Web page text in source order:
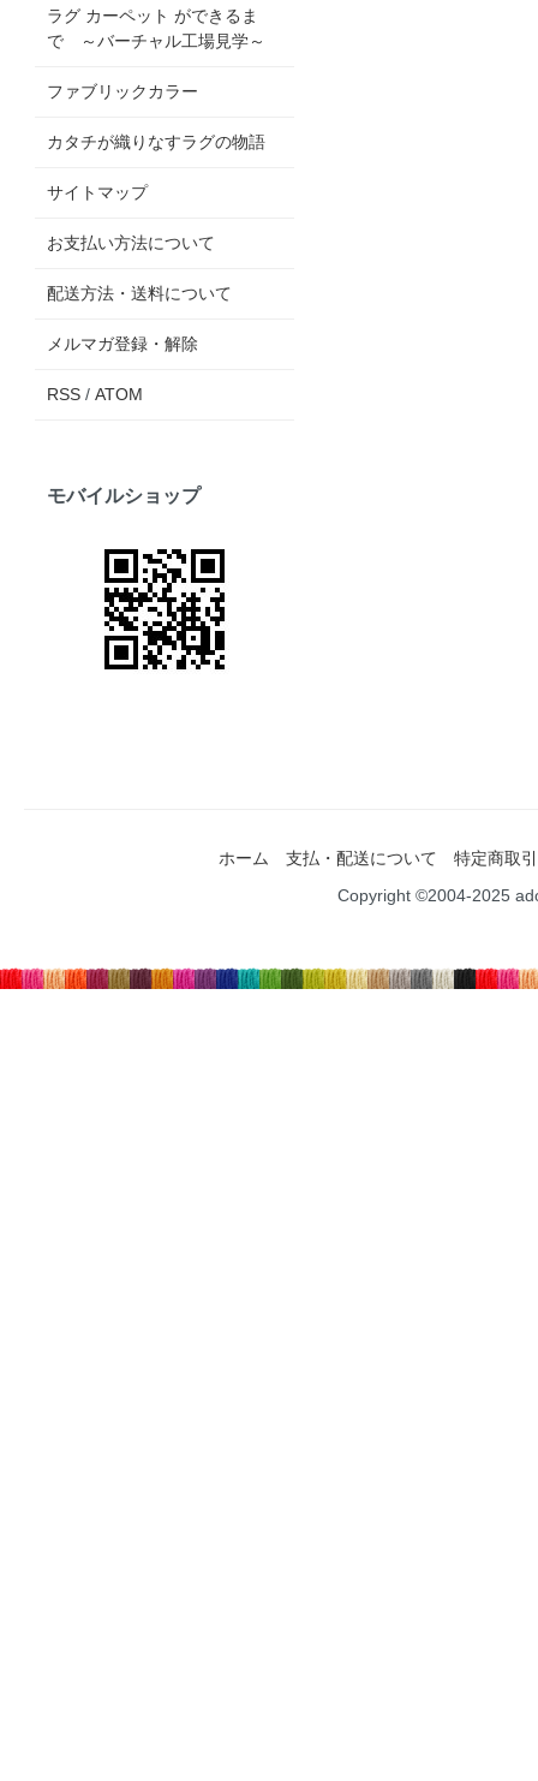
ラグ カーペット ができるま
で ～バーチャル工場見学～
ファブリックカラー
カタチが織りなすラグの物語
サイトマップ
お支払い方法について
配送方法・送料について
メルマガ登録・解除
RSS / ATOM
モバイルショップ
ホーム 支払・配送について
特定商取
Copyright ©2004-2025